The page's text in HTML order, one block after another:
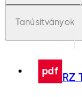
Tanúsítványok
pdf RZ